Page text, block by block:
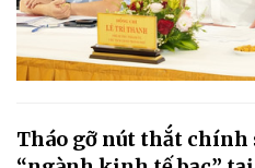
Tháo gỡ nút thắt chính